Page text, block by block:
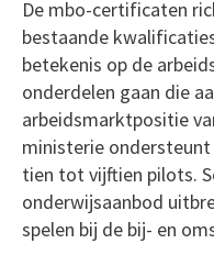
De mbo-certificaten
bestaande
betekenis op de
onderdelen gaan die
arbeidsmarktpositie
ministerie ondersteunt
tien tot vijftien pilots.
onderwijsaanbod
spelen bij de bij- en